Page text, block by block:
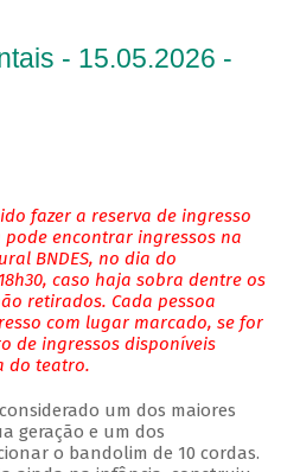
- 15.05.2026 -
fazer a reserva de ingresso
encontrar ingressos na
BNDES, no dia do
caso haja sobra dentre os
retirados. Cada pessoa
com lugar marcado, se for
de ingressos disponíveis
do teatro.
um dos maiores
geração e um dos
o bandolim de 10 cordas.